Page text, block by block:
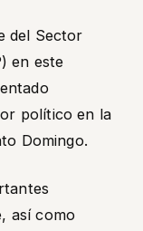
del Sector
en este
político en la
Domingo.
así como